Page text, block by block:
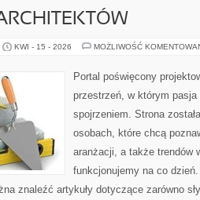
KWI - 15 - 2026 MOŻLIWOŚĆ
Portal poświęcony
przestrzeń, w którym
spojrzeniem. Strona
osobach, które chcą
aranżacji, a także trendów
funkcjonujemy na co
znaleźć artykuły dotyczące zarówno